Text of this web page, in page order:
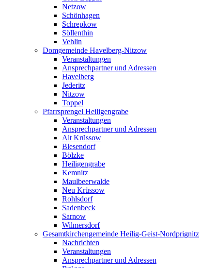
Netzow
Schönhagen
Schrepkow
Söllenthin
Vehlin
Domgemeinde Havelberg-Nitzow
Veranstaltungen
Ansprechpartner und Adressen
Havelberg
Jederitz
Nitzow
Toppel
Pfarrsprengel Heiligengrabe
Veranstaltungen
Ansprechpartner und Adressen
Alt Krüssow
Blesendorf
Bölzke
Heiligengrabe
Kemnitz
Maulbeerwalde
Neu Krüssow
Rohlsdorf
Sadenbeck
Sarnow
Wilmersdorf
Gesamtkirchengemeinde Heilig-Geist-Nordprignitz
Nachrichten
Veranstaltungen
Ansprechpartner und Adressen